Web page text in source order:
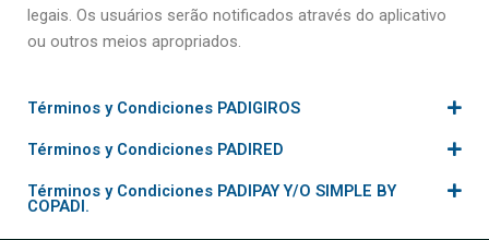
legais. Os usuários serão notificados através do aplicativo
ou outros meios apropriados.
Términos y Condiciones PADIGIROS
Términos y Condiciones PADIRED
Términos y Condiciones PADIPAY Y/O SIMPLE BY
COPADI.